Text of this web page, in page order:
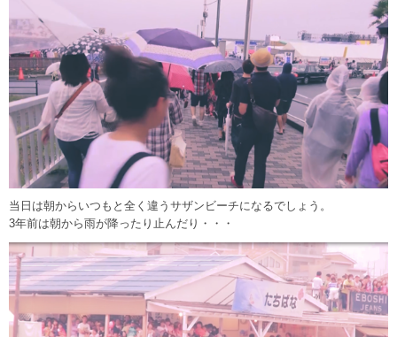
当日は朝からいつもと全く違うサザンビーチになるでしょう。
3年前は朝から雨が降ったり止んだり・・・